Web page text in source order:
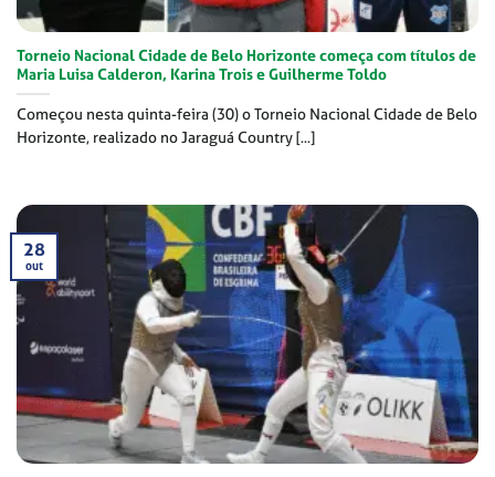
Torneio Nacional Cidade de Belo Horizonte começa com títulos de
Maria Luisa Calderon, Karina Trois e Guilherme Toldo
Começou nesta quinta-feira (30) o Torneio Nacional Cidade de Belo
Horizonte, realizado no Jaraguá Country [...]
28
out